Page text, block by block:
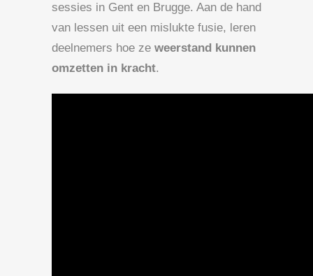
sessies in Gent en Brugge. Aan de hand
van lessen uit een mislukte fusie, leren
deelnemers hoe ze weerstand kunnen
omzetten in kracht.